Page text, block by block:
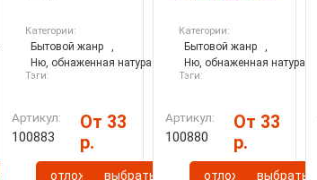
Категории:
Бытовой жанр
,
Ню, обнаженная натура
Тэги:
Артикул:
100883
От 33
р.
отложитьвыбрать
Категории:
Бытовой жанр
,
Ню, обнаженная натура
Тэги:
Артикул:
100880
От 33
р.
отложитьвыбрать